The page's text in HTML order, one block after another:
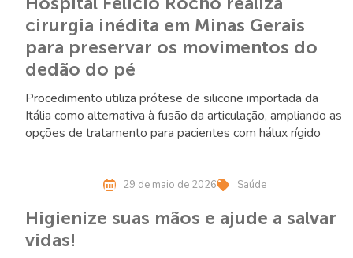
cirurgia inédita em Minas Gerais
para preservar os movimentos do
dedão do pé
Procedimento utiliza prótese de silicone importada da
Itália como alternativa à fusão da articulação, ampliando as
opções de tratamento para pacientes com hálux rígido
29 de maio de 2026 Saúde
Higienize suas mãos e ajude a salvar
vidas!